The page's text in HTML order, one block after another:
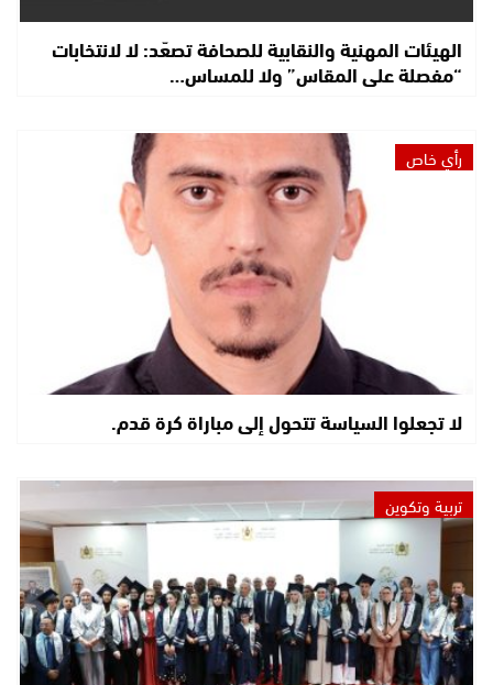
الهيئات المهنية والنقابية للصحافة تصعّد: لا لانتخابات
“مفصلة على المقاس” ولا للمساس…
رأي خاص
لا تجعلوا السياسة تتحول إلى مباراة كرة قدم.
تربية وتكوين